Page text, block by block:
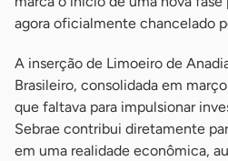
agora oficialmente chancelado
A inserção de Limoeiro de
Brasileiro, consolidada em
que faltava para impulsionar
Sebrae contribui diretamente
em uma realidade econômica,